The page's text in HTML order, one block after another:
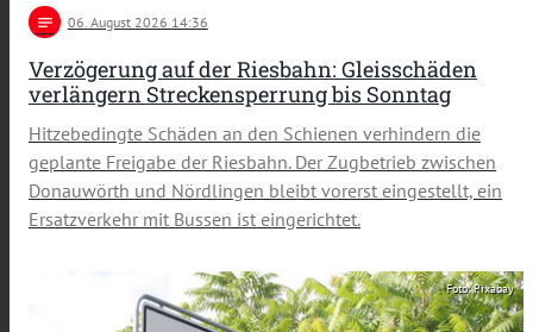
notes 06 . August 2026 14:36
Verzögerung auf der Riesbahn: Gleisschäden
verlängern Streckensperrung bis Sonntag
Hitzebedingte Schäden an den Schienen verhindern die
geplante Freigabe der Riesbahn. Der Zugbetrieb zwischen
Donauwörth und Nördlingen bleibt vorerst eingestellt, ein
Ersatzverkehr mit Bussen ist eingerichtet.
Foto: Pixabay